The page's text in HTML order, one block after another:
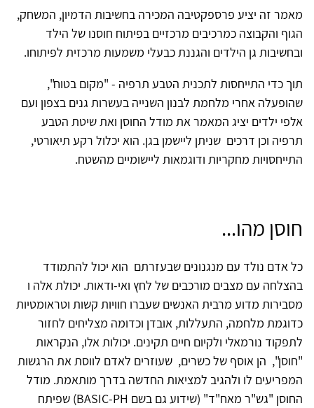
מאמר זה יציע פרספקטיבה המכירה בחשיבות הדמיון, המשחק,
הגוף והקבוצה כמרכיבים מרכזיים בפיתוח חוסנו של הילד
ובחשיבות גן הילדים והגננת כבעלי משמעות מרכזית לפיתוחו.
תוך כדי התייחסות לתכנית הטבע תרפיה - "מקום בטוח",
שהופעלה אחרי מלחמת לבנון השנייה בעשרות גנים בצפון ועם
אלפי ילדים יציג המאמר את מודל החוסן ואת שיטת הטבע
תרפיה וכן דרכים שניתן ליישמן בגן. הוא יכלול רקע תיאורטי,
התייחסויות מחקריות ודוגמאות ליישומיים מהשטח.
חוסן מהו...
כל אדם נולד עם מנגנונים שבעזרתם הוא יכול להתמודד
בהצלחה עם מצבים מורכבים של לחץ ואי-ודאות. יכולת אלה ו
מסבירות מדוע מרבית האנשים שעברו חוויות קשות וטראומטיות
כדוגמת מלחמה, התעללות, אובדן וכדומה מצליחים לחזור
לתפקוד נורמאלי ולקיום חיים תקינים. יכולות אלו, הנקראות
"חוסן", הן אוסף של כשרים, שעוזרים לאדם לווסת את הרגשות
המפריעים לו ולהגיב למציאות החדשה בדרך מותאמת. מודל
החוסן "גש"ר מאח"ד" (שידוע גם בשם BASIC-PH) שפיתח